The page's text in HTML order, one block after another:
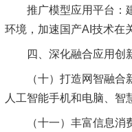
推广模型应用平台：建
环境，加速国产AI技术在
四、深化融合应用创
（十）打造网智融合新
人工智能手机和电脑、智
（十一）丰富信息消费